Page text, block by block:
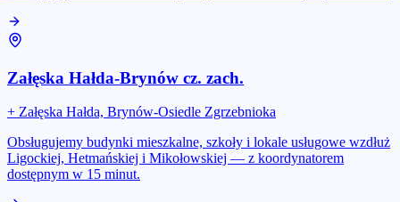
Załęska Hałda-Brynów cz. zach.
+ Załęska Hałda, Brynów-Osiedle Zgrzebnioka
Obsługujemy budynki mieszkalne, szkoły i lokale usługowe wzdłuż
Ligockiej, Hetmańskiej i Mikołowskiej — z koordynatorem
dostępnym w 15 minut.